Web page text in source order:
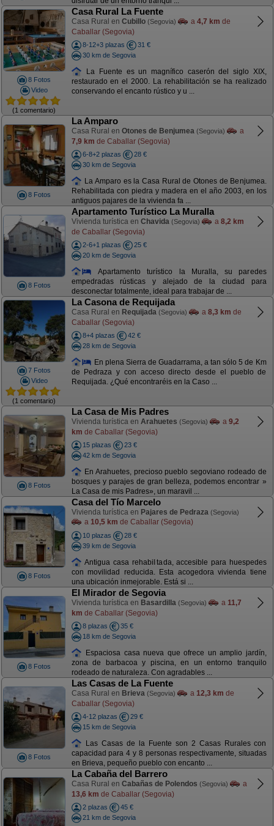
8 Fotos
Video
(1 comentario)
Casa Rural La Fuente
Casa Rural en Cubillo (Segovia) a 4,7 km de
Caballar (Segovia)
8-12+3 plazas
31 €
30 km de Segovia
La Fuente es un magnífico caserón del siglo XIX,
restaurado en el 2000. La rehabilitación se ha realizado
conservando el encanto rústico y u ...
8 Fotos
La Amparo
Casa Rural en Otones de Benjumea (Segovia)
a
7,9 km de Caballar (Segovia)
6-8+2 plazas
28 €
30 km de Segovia
La Amparo es la Casa Rural de Otones de Benjumea.
Rehabilitada con piedra y madera en el año 2003, en los
antiguos pajares de la vivienda fa ...
8 Fotos
Apartamento Turístico La Muralla
Vivienda turística en Chavida (Segovia) a 8,2 km
de Caballar (Segovia)
2-6+1 plazas
25 €
20 km de Segovia
Apartamento turístico la Muralla, su paredes
empedradas rústicas y alejado de la ciudad para
desconectar totalmente, ideal para trabajar de ...
7 Fotos
Video
(1 comentario)
La Casona de Requijada
Casa Rural en Requijada (Segovia) a 8,3 km de
Caballar (Segovia)
8+4 plazas
42 €
28 km de Segovia
En plena Sierra de Guadarrama, a tan sólo 5 de Km
de Pedraza y con acceso directo desde el pueblo de
Requijada. ¿Qué encontraréis en la Caso ...
8 Fotos
La Casa de Mis Padres
Vivienda turística en Arahuetes (Segovia) a 9,2
km de Caballar (Segovia)
15 plazas
23 €
42 km de Segovia
En Arahuetes, precioso pueblo segoviano rodeado de
bosques y parajes de gran belleza, podemos encontrar »
La Casa de mis Padres», un maravil ...
8 Fotos
Casa del Tío Marcelo
Vivienda turística en Pajares de Pedraza (Segovia)
a 10,5 km de Caballar (Segovia)
10 plazas
28 €
39 km de Segovia
Antigua casa rehabilitada, accesible para huespedes
con movilidad reducida. Esta acogedora vivienda tiene
una ubicación inmejorable. Está si ...
8 Fotos
El Mirador de Segovia
Vivienda turística en Basardilla (Segovia) a 11,7
km de Caballar (Segovia)
8 plazas
35 €
18 km de Segovia
Espaciosa casa nueva que ofrece un amplio jardín,
zona de barbacoa y piscina, en un entorno tranquilo
rodeado de naturaleza. Con agradables ...
8 Fotos
Las Casas de La Fuente
Casa Rural en Brieva (Segovia) a 12,3 km de
Caballar (Segovia)
4-12 plazas
29 €
15 km de Segovia
Las Casas de la Fuente son 2 Casas Rurales con
capacidad para 4 y 8 personas respectivamente, situadas
en Brieva, pequeño pueblo con encanto ...
La Cabaña del Barrero
Casa Rural en Cabañas de Polendos (Segovia)
a
13,6 km de Caballar (Segovia)
2 plazas
45 €
21 km de Segovia